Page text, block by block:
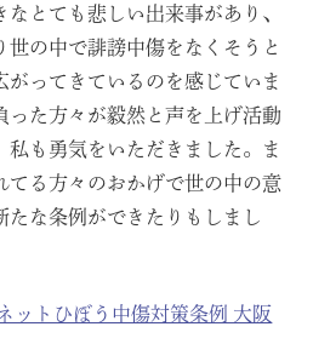
とても悲しい出来事があり、
世の中で誹謗中傷をなくそうと
がってきているのを感じていま
った方々が毅然と声を上げ活動
私も勇気をいただきました。ま
てる方々のおかげで世の中の意
たな条例ができたりもしまし
ットひぼう中傷対策条例 大阪